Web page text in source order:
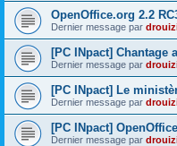
OpenOffice.org 2.2
Dernier message par
[PC INpact]
Dernier message par
[PC INpact] Le
Dernier message par
[PC INpact]
Dernier message par